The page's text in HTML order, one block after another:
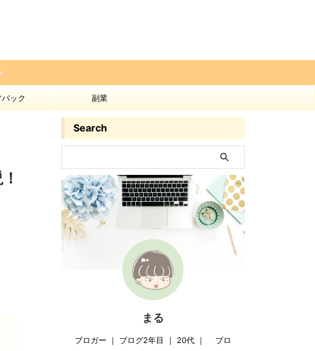
ック 副業
Search
まる
ブロガー ｜ ブログ2年目 ｜ 20代 ｜ ブロ